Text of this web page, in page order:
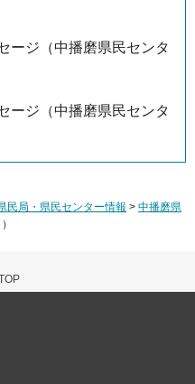
ージ（中播磨県民センタ
ージ（中播磨県民センタ
民局・県民センター情報 > 中播磨県